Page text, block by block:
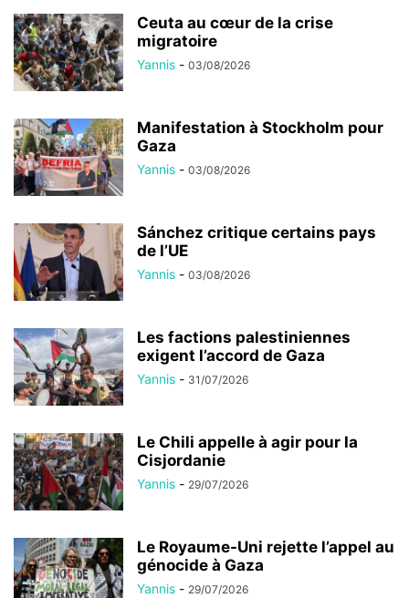
Ceuta au cœur de la crise
migratoire
Yannis - 03/08/2026
Manifestation à Stockholm pour
Gaza
Yannis - 03/08/2026
Sánchez critique certains pays
de l’UE
Yannis - 03/08/2026
Les factions palestiniennes
exigent l’accord de Gaza
Yannis - 31/07/2026
Le Chili appelle à agir pour la
Cisjordanie
Yannis - 29/07/2026
Le Royaume-Uni rejette l’appel au
génocide à Gaza
Yannis - 29/07/2026